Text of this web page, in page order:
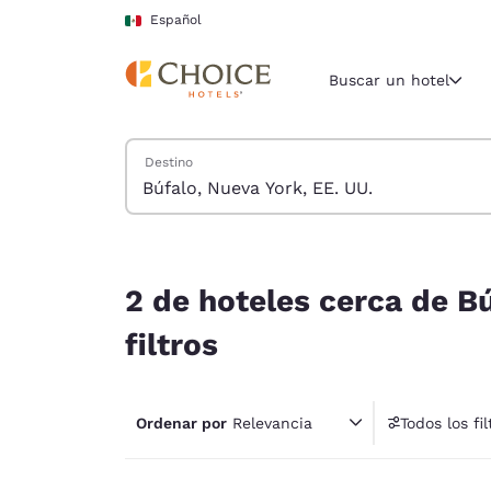
Pasar A Contenido Principal
Español
Región y
México
América
América
Buscar un hotel
Buscar hoteles
Destino
2 de hoteles cerca de
filtros
Ordenar por Relevancia Todos los
1